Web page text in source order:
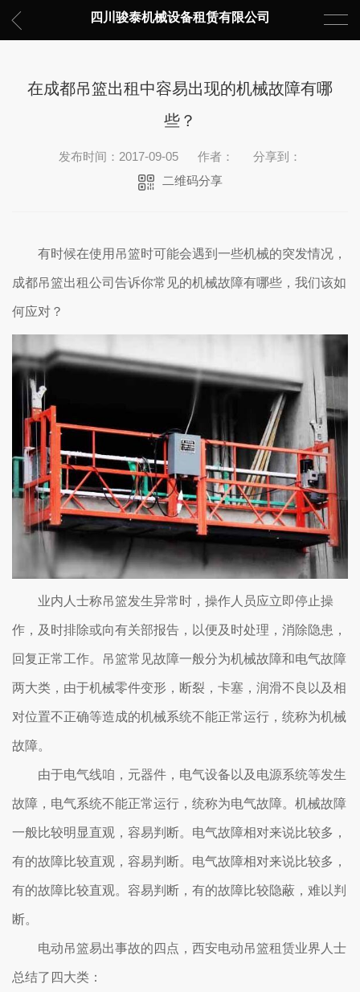
四川骏泰机械设备租赁有限公司
在成都吊篮出租中容易出现的机械故障有哪
些？
发布时间：2017-09-05 作者：
分享到：
二维码分享
有时候在使用吊篮时可能会遇到一些机械的突发情况，
成都吊篮出租公司告诉你常见的机械故障有哪些，我们该如
何应对？
业内人士称吊篮发生异常时，操作人员应立即停止操
作，及时排除或向有关部报告，以便及时处理，消除隐患，
回复正常工作。吊篮常见故障一般分为机械故障和电气故障
两大类，由于机械零件变形，断裂，卡塞，润滑不良以及相
对位置不正确等造成的机械系统不能正常运行，统称为机械
故障。
由于电气线咱，元器件，电气设备以及电源系统等发生
故障，电气系统不能正常运行，统称为电气故障。机械故障
一般比较明显直观，容易判断。电气故障相对来说比较多，
有的故障比较直观，容易判断。电气故障相对来说比较多，
有的故障比较直观。容易判断，有的故障比较隐蔽，难以判
断。
电动吊篮易出事故的四点，西安电动吊篮租赁业界人士
总结了四大类：